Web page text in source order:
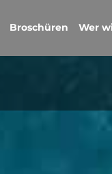
Broschüren Wer